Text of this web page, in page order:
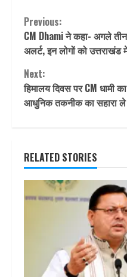
Continue
Reading
Previous:
CM Dhami ने कहा- अगले तीन
अलर्ट, इन लोगों को उत्तराखंड
Next:
हिमालय दिवस पर CM धामी
आधुनिक तकनीक का सहारा ले
RELATED STORIES